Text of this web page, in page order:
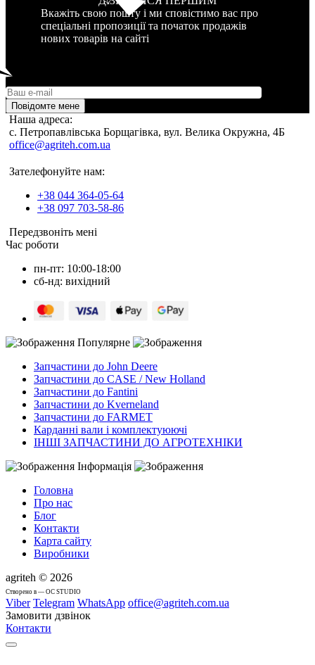
Вкажіть свою пошту і ми сповістимо вас про
спеціальні пропозиції та початок продажів
нових товарів на сайті
Повідомте мене
Наша адреса:
c. Петропавлівська Борщагівка, вул. Велика Окружна, 4Б
office@agriteh.com.ua
Зателефонуйте нам:
+38 044 364-05-64
+38 097 703-58-86
Передзвоніть мені
Час роботи
пн-пт: 10:00-18:00
сб-нд: вихідний
Популярне
Запчастини до John Deere
Запчастини до CASE / New Holland
Запчастини до Fantini
Запчастини до Kverneland
Запчастини до FARMET
Карданні вали і комплектуюючі
ІНШІ ЗАПЧАСТИНИ ДО АГРОТЕХНІКИ
Інформація
Головна
Про нас
Блог
Контакти
Карта сайту
Виробники
agriteh © 2026
Cтворено в — OC STUDIO
Viber Telegram WhatsApp office@agriteh.com.ua
Замовити дзвінок
Контакти